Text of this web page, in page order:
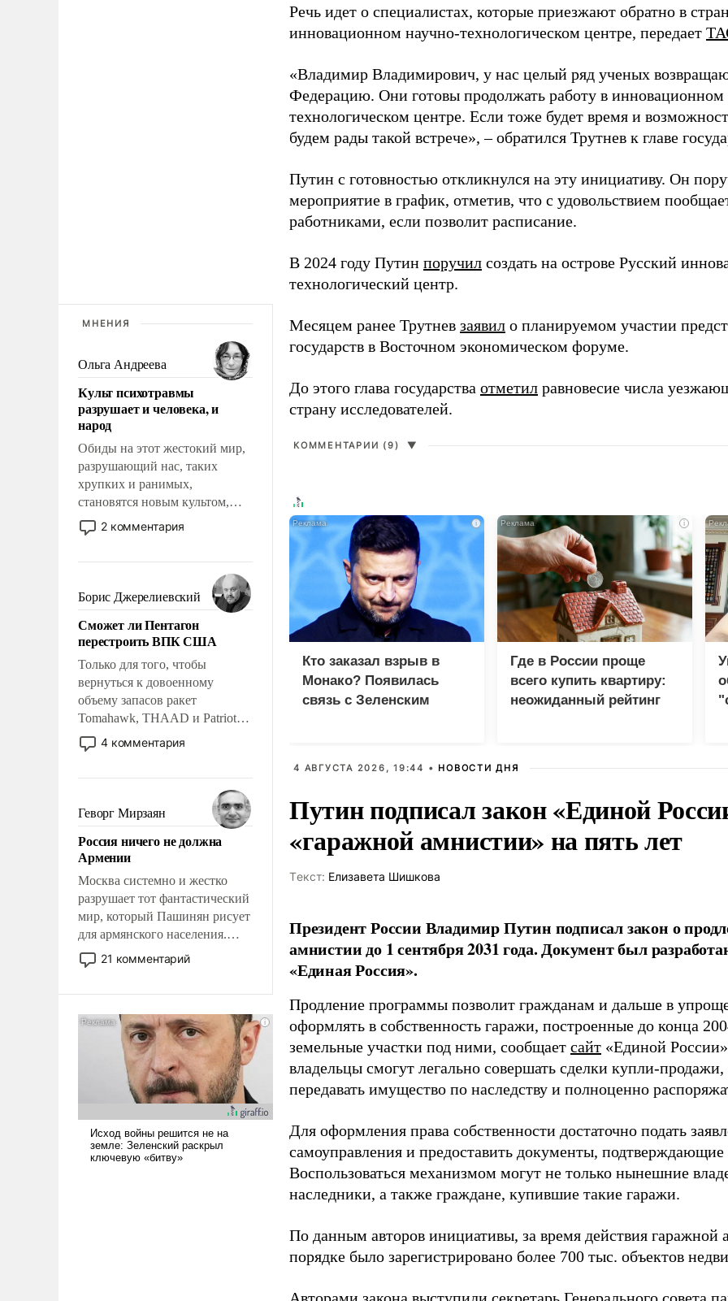
МНЕНИЯ
Ольга Андреева
Культ психотравмы
разрушает и человека, и
народ
Обиды на этот жестокий мир,
разрушающий нас, таких
хрупких и ранимых,
становятся новым культом,
постепенно вытесняя и
отменяя традиционное
мужественным и твердым под
ударами судьбы, брать на себя
ответственность, помогать
слабым, идти вперед и
адаптироваться.
2 комментария
Борис Джерелиевский
Сможет ли Пентагон
перестроить ВПК США
Только для того, чтобы
вернуться к довоенному
объему запасов ракет
Tomahawk, THAAD и Patriot
США потребуется более трех
лет. Даже небольшая война с
Сложившаяся ситуация
означает многолетний период
уязвимости США, например,
перед Китаем.
4 комментария
Геворг Мирзаян
Россия ничего не должна
Армении
Москва системно и жестко
разрушает тот фантастический
мир, который Пашинян рисует
для армянского населения.
Мир, где политические
прожекты будут безусловно
налогоплательщиков и где
Еревану за свои поступки не
нужно отвечать.
21 комментарий
Речь идет о специалистах, которые приезжают обратно в
инновационном научно-технологическом центре, передает
«Владимир Владимирович, у нас целый ряд ученых
Федерацию. Они готовы продолжать работу в инновационном
технологическом центре. Если тоже будет время и
будем рады такой встрече», – обратился Трутнев к главе
Путин с готовностью откликнулся на эту инициативу. Он
мероприятие в график, отметив, что с удовольствием
работниками, если позволит расписание.
В 2024 году Путин поручил создать на острове Русский
технологический центр.
Месяцем ранее Трутнев заявил о планируемом участии
государств в Восточном экономическом форуме.
До этого глава государства отметил равновесие числа
страну исследователей.
КОММЕНТАРИИ (9) ▼
i
Кто заказал взрыв в
Монако? Появилась
связь с Зеленским
i
Где в России проще
всего купить квартиру:
неожиданный рейтинг
4 АВГУСТА 2026, 19:44 • НОВОСТИ ДНЯ
Путин подписал закон «Единой
«гаражной амнистии» на пять лет
Tекст: Елизавета Шишкова
Президент России Владимир Путин подписал закон о
амнистии до 1 сентября 2031 года. Документ был
«Единая Россия».
Продление программы позволит гражданам и дальше в
оформлять в собственность гаражи, построенные до конца
земельные участки под ними, сообщает сайт «Единой
владельцы смогут легально совершать сделки купли-
передавать имущество по наследству и полноценно
Для оформления права собственности достаточно подать
самоуправления и предоставить документы, подтверждающие
Воспользоваться механизмом могут не только нынешние
наследники, а также граждане, купившие такие гаражи.
По данным авторов инициативы, за время действия
порядке было зарегистрировано более 700 тыс. объектов